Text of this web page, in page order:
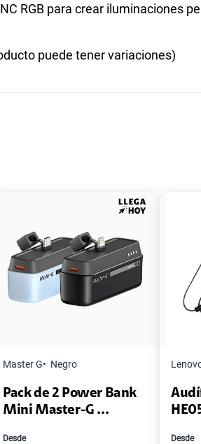
RGB para crear iluminaciones
puede tener variaciones)
Master G Negro
Pack de 2 Power Bank
Mini Master-G ...
Desde Desde